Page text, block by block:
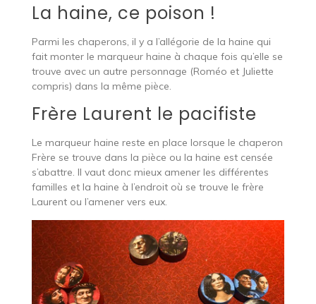
La haine, ce poison !
Parmi les chaperons, il y a l’allégorie de la haine qui
fait monter le marqueur haine à chaque fois qu’elle se
trouve avec un autre personnage (Roméo et Juliette
compris) dans la même pièce.
Frère Laurent le pacifiste
Le marqueur haine reste en place lorsque le chaperon
Frère se trouve dans la pièce ou la haine est censée
s’abattre. Il vaut donc mieux amener les différentes
familles et la haine à l’endroit où se trouve le frère
Laurent ou l’amener vers eux.